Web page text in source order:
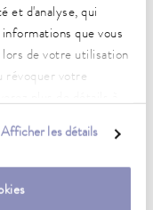
et d'analyse, qui
que vous
de votre utilisation
révoquer votre
Afficher les détails